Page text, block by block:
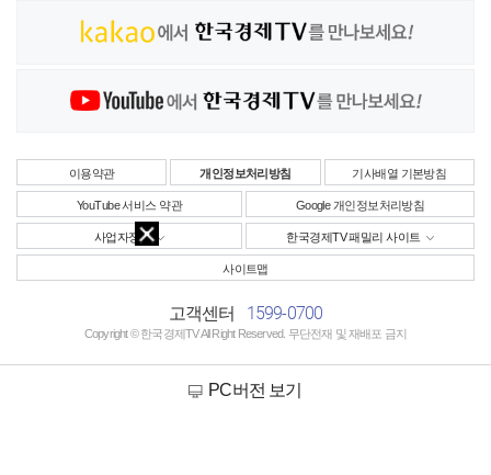
이용약관 개인정보처리방침 기사배열 기본방침
YouTube 서비스 약관 Google 개인정보처리방침
사업자정보 한국경제TV 패밀리 사이트
사이트맵
고객센터 1599-0700
Copyright © 한국경제TV All Right Reserved. 무단전재 및 재배포 금지
PC버전 보기